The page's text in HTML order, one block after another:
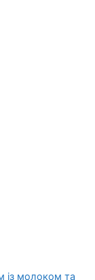
із молоком та